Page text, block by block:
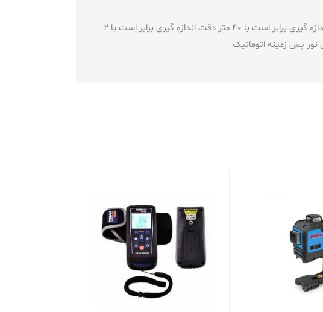
متر لیزری محک مدل LDM-40 دارای وزن 180 گرم دارای گارانتی 12 ماهه ساخته شده توسط کشور چین دامنه اندازه گیری برابر است با 40 متر دقت اندازه گیری برابر است با 2
نور پس زمینه اتوماتیک